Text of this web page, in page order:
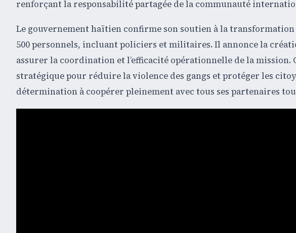
renforçant la responsabilité partagée de la communauté
Le gouvernement haïtien confirme son soutien à la
500 personnels, incluant policiers et militaires. Il annonce la
assurer la coordination et l’efficacité opérationnelle de la
stratégique pour réduire la violence des gangs et protéger les
détermination à coopérer pleinement avec tous ses partenaires